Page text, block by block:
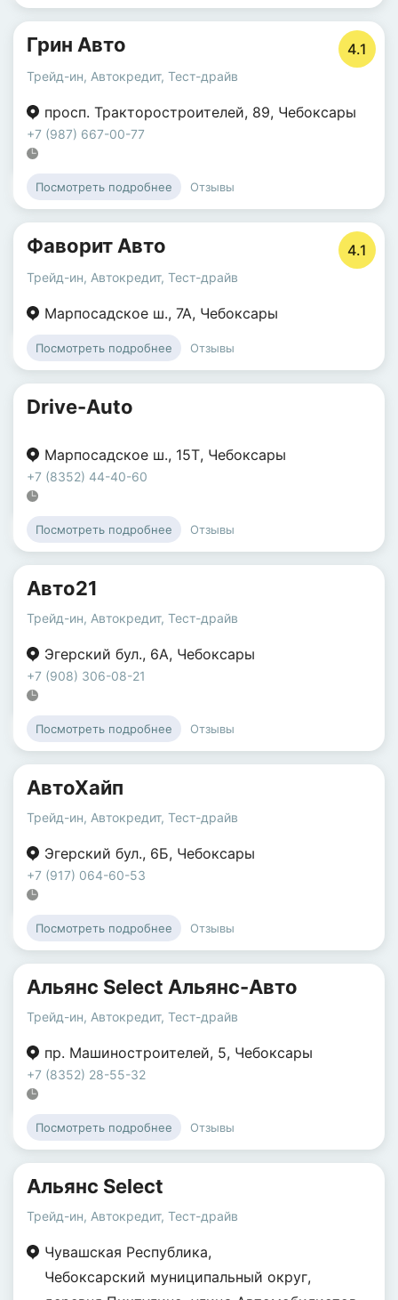
Грин Авто 4.1
Трейд-ин, Автокредит, Тест-драйв
просп. Тракторостроителей, 89, Чебоксары
+7 (987) 667-00-77
Посмотреть подробнее Отзывы
Фаворит Авто 4.1
Трейд-ин, Автокредит, Тест-драйв
Марпосадское ш., 7А, Чебоксары
Посмотреть подробнее Отзывы
Drive-Auto
Марпосадское ш., 15Т, Чебоксары
+7 (8352) 44-40-60
Посмотреть подробнее Отзывы
Авто21
Трейд-ин, Автокредит, Тест-драйв
Эгерский бул., 6А, Чебоксары
+7 (908) 306-08-21
Посмотреть подробнее Отзывы
АвтоХайп
Трейд-ин, Автокредит, Тест-драйв
Эгерский бул., 6Б, Чебоксары
+7 (917) 064-60-53
Посмотреть подробнее Отзывы
Альянс Select Альянс-Авто
Трейд-ин, Автокредит, Тест-драйв
пр. Машиностроителей, 5, Чебоксары
+7 (8352) 28-55-32
Посмотреть подробнее Отзывы
Альянс Select
Трейд-ин, Автокредит, Тест-драйв
Чувашская Республика,
Чебоксарский муниципальный округ,